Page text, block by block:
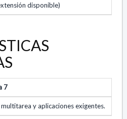
disponible)
7
y aplicaciones exigentes.